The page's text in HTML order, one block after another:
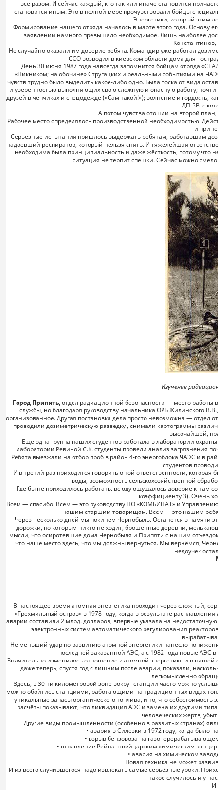
все разом. И сейчас каждый, кто так или иначе становится
становится иным. Это в полной мере прочувствовали бойцы
Энергетики, который этим
Формирование нашего отряда началось в марте этого года. Основу
заявлении намного превышало необходимое. Лишь наиболее
Не случайно оказали им доверие ребята. Командир уже работал
ССО возводил в киевском области дома для
День 30 июня 1987 года навсегда запомнится бойцам отряда
«Пикником; на обочине» Стругацких и реальными событиями на
чувств трудно было выделить какое-либо одно. Была тоска от вида
и уверенностью выполняющих свою сложную и опасную работу;
друзей в чепчиках и спецодежде («Сам такой!»); волнение и гордость,
ДП-5В, с
А потом чувства отошли на второй
Рабочее место определялось производственной необходимостью.
и
Серьёзные испытания пришлось выдержать ребятам, работавшим
надоевший респиратор, который нельзя снять. И тяжелейшая
необходима была принципиальность и даже жёсткость, потому что
ситуация не терпит спешки. Сейчас можно смело
Изучение
Город Припять,отдел радиационной безопасности — место работы
службы, но благодаря руководству начальника ОРБ Жилинского
организованное. Другая постановка дела просто невозможна — отдел
проводили дозиметрическую разведку , снимали картограммы
высочайшей,
Ещё одна группа наших студентов работала в лаборатории
лаборатории Ревиной С.К. студенты провели анализ загрязнения
Ребята выезжали на отбор проб в район 4-го энергоблока ЧАЭС и в
студентов
И в третий раз приходится говорить о той ответственности,
воды, возможность сельскохозяйственной
Где бы не приходилось работать, всюду ощущалось доверие к нам
коэффициенту 3). Очень
Всем — спасибо. Всем — это руководству ПО «КОМБИНАТ» и
нашим старшим товарищам. Всем — это нашим
Через несколько дней мы покинем Чернобыль. Останется в памяти
дорожки, по которым никто не ходит, брошенные деревни,
мысли, что осиротевшие дома Чернобыля и Припяти с нашим
что наше место здесь, что мы должны вернуться. Мы вернёмся,
недоучек
В настоящее время атомная энергетика проходит через сложный,
«Трёхмильный остров» в 1978 году, когда в результате
аварии составили 2 млрд. долларов, впервые указала на
электронных систем автоматического регулирования
Не меньший удар по развитию атомной энергетики нанесло
последней заказанной АЭС, а с 1982 года новые АЭС
Значительно изменилось отношение к атомной энергетике и в нашей
даже теперь, спустя год с лишним после аварии, показали,
легкомысленно
Здесь, в 30-ти километровой зоне вокруг станции часто можно
можно обойтись станциями, работающими на традиционных видах
уникальные запасы органического топлива, и то, что
расчёты показывают, что ликвидация АЭС и замена их другими
человеческих жертв,
Другие виды промышленности (особенно в развитых странах)
• авария в Силезки в 1972 году, когда было
• взрыв бензовоза на
• отравление Рейна швейцарским химическим
• авария на химическом
Новая техника не может
И из всего случившегося надо извлекать самые серьёзные уроки.
такое случилось и у
И